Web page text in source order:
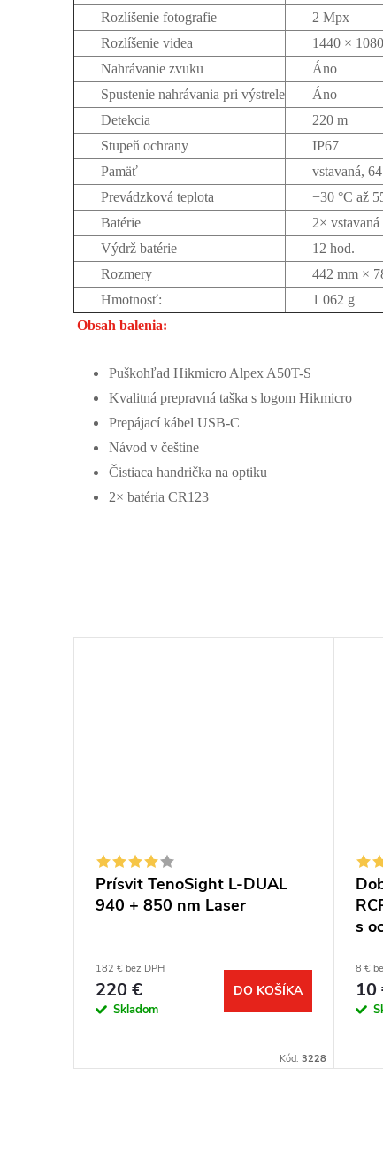
Rozlíšenie fotografie
2 Mpx
Rozlíšenie videa
1440 ×
Nahrávanie zvuku
Áno
Spustenie nahrávania pri výstrele
Áno
Detekcia
220 m
Stupeň ochrany
IP67
Pamäť
vstavaná,
Prevádzková teplota
−30 °C až
Batérie
2×
Výdrž batérie
12 hod.
Rozmery
442 mm ×
Hmotnosť:
1 062 g
Obsah balenia:
Puškohľad Hikmicro Alpex A50T-S
Kvalitná prepravná taška s logom Hikmicro
Prepájací kábel USB-C
Návod v češtine
Čistiaca handrička na optiku
2× batéria CR123
Prísvit TenoSight L-DUAL
940 + 850 nm Laser
182 € bez DPH
220 €
Skladom
DO KOŠÍKA
Kód: 3228
s
8 €
10